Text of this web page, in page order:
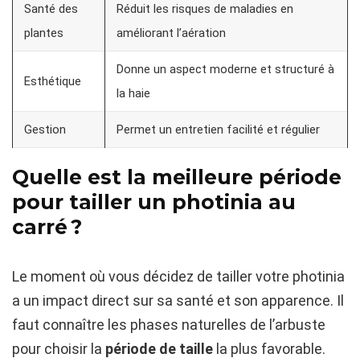
Santé des
plantes
Réduit les risques de maladies en
améliorant l’aération
Esthétique
Donne un aspect moderne et structuré à
la haie
Gestion Permet un entretien facilité et régulier
Quelle est la meilleure période
pour tailler un photinia au
carré ?
Le moment où vous décidez de tailler votre photinia
a un impact direct sur sa santé et son apparence. Il
faut connaître les phases naturelles de l’arbuste
pour choisir la période de taille la plus favorable.